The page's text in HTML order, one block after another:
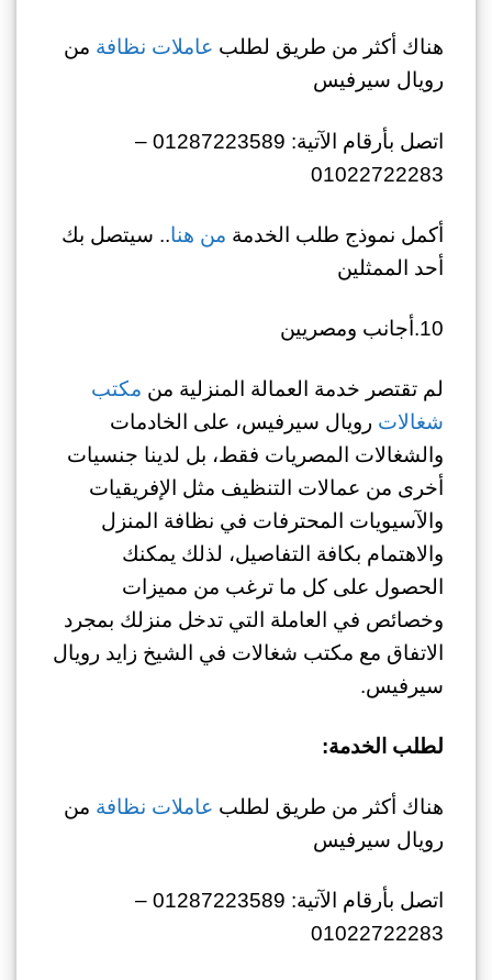
هناك أكثر من طريق لطلب عاملات نظافة من
رويال سيرفيس
اتصل بأرقام الآتية: 01287223589 –
01022722283
أكمل نموذج طلب الخدمة من هنا.. سيتصل بك
أحد الممثلين
10.أجانب ومصريين
لم تقتصر خدمة العمالة المنزلية من مكتب
شغالات رويال سيرفيس، على الخادمات
والشغالات المصريات فقط، بل لدينا جنسيات
أخرى من عمالات التنظيف مثل الإفريقيات
والآسيويات المحترفات في نظافة المنزل
والاهتمام بكافة التفاصيل، لذلك يمكنك
الحصول على كل ما ترغب من مميزات
وخصائص في العاملة التي تدخل منزلك بمجرد
الاتفاق مع مكتب شغالات في الشيخ زايد رويال
سيرفيس.
لطلب الخدمة:
هناك أكثر من طريق لطلب عاملات نظافة من
رويال سيرفيس
اتصل بأرقام الآتية: 01287223589 –
01022722283